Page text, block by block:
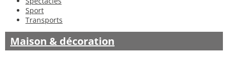
Sport
Transports
Maison & décoration